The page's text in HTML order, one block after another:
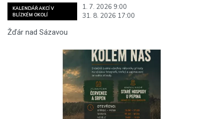
KALENDÁŘ AKCÍ V
BLÍZKÉM OKOLÍ
1. 7. 2026 9:00
31. 8. 2026 17:00
Žďár nad Sázavou